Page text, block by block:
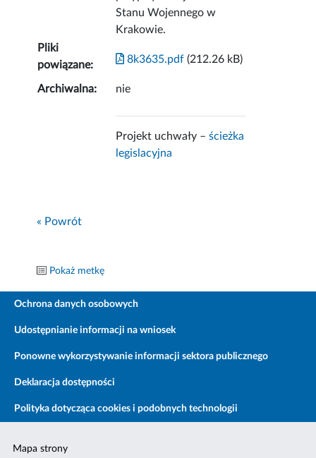
Stanu Wojennego w
Krakowie.
Pliki
powiązane:
8k3635.pdf (212.26 kB)
Archiwalna: nie
Projekt uchwały –ścieżka
legislacyjna
« Powrót
Pokaż metkę
Ochrona danych osobowych
Udostępnianie informacji na wniosek
Ponowne wykorzystywanie informacji sektora publicznego
Deklaracja dostępności
Polityka dotycząca cookies i podobnych technologii
Mapa strony